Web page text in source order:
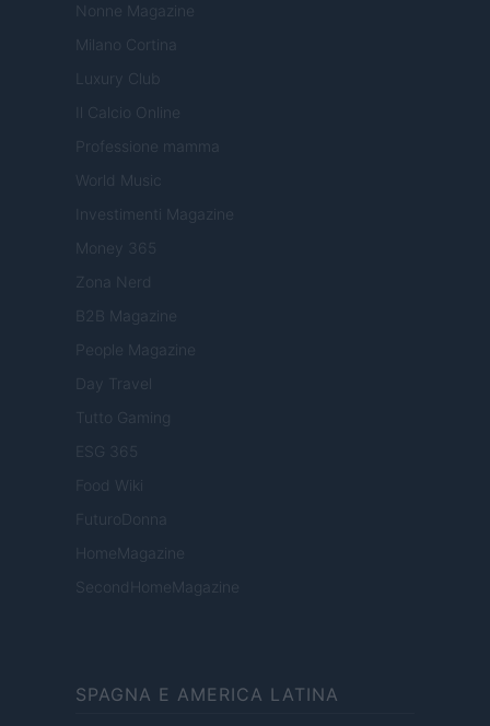
Nonne Magazine
Milano Cortina
Luxury Club
Il Calcio Online
Professione mamma
World Music
Investimenti Magazine
Money 365
Zona Nerd
B2B Magazine
People Magazine
Day Travel
Tutto Gaming
ESG 365
Food Wiki
FuturoDonna
HomeMagazine
SecondHomeMagazine
SPAGNA E AMERICA LATINA